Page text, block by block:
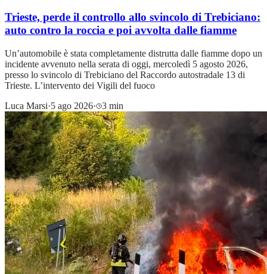
Trieste, perde il controllo allo svincolo di Trebiciano:
auto contro la roccia e poi avvolta dalle fiamme
Un’automobile è stata completamente distrutta dalle fiamme dopo un
incidente avvenuto nella serata di oggi, mercoledì 5 agosto 2026,
presso lo svincolo di Trebiciano del Raccordo autostradale 13 di
Trieste. L’intervento dei Vigili del fuoco
Luca Marsi·5 ago 2026· 3 min